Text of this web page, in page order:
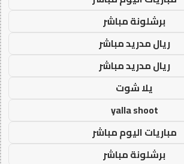
برشلونة مباشر
ريال مدريد مباشر
ريال مدريد مباشر
يلا شوت
yalla shoot
مباريات اليوم مباشر
برشلونة مباشر